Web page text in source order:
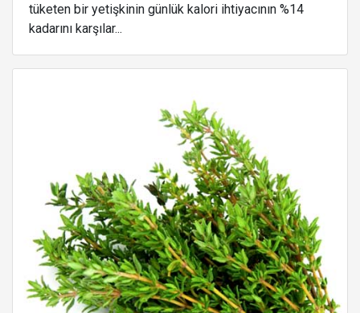
tüketen bir yetişkinin günlük kalori ihtiyacının %14
kadarını karşılar...